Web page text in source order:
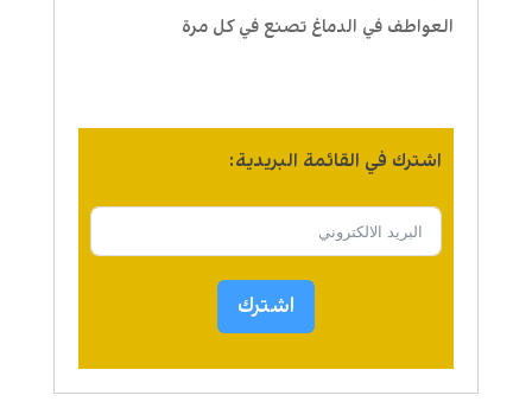
العواطف في الدماغ تصنع في كل مرة
اشترك في القائمة البريدية:
اشترك